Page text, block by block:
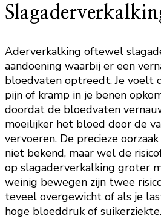
Aderverkalking oftewel
aandoening waarbij er een
bloedvaten optreedt. Je voelt
pijn of kramp in je benen
doordat de bloedvaten
moeilijker het bloed door de
vervoeren. De precieze
niet bekend, maar wel de
op slagaderverkalking groter
weinig bewegen zijn twee
teveel overgewicht of als je
hoge bloeddruk of suikerziekte.